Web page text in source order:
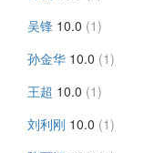
吴锋 10.0 (1)
孙金华 10.0 (1)
王超 10.0 (1)
刘利刚 10.0 (1)